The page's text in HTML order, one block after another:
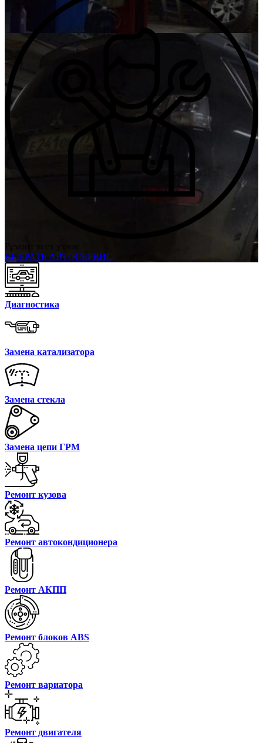
Ремонт всех узлов
ВЫБРАТЬ АВТОСЕРВИС
Диагностика
Замена катализатора
Замена стекла
Замена цепи ГРМ
Ремонт кузова
Ремонт автокондиционера
Ремонт АКПП
Ремонт блоков ABS
Ремонт вариатора
Ремонт двигателя